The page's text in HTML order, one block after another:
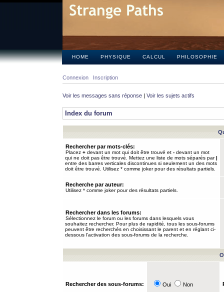
HOME PHYSIQUE CALCUL PHILOSOPHIE
Connexion Inscription
Voir les messages sans réponse | Voir les sujets actifs
Index du forum
Rechercher par mots-clés:
Placez + devant un mot qui doit être trouvé et - devant un mot
qui ne doit pas être trouvé. Mettez une liste de mots séparés par|
entre des barres verticales discontinues si seulement un des mots
doit être trouvé. Utilisez * comme joker pour des résultats partiels.
Recherche par auteur:
Utilisez * comme joker pour des résultats partiels.
Rechercher dans les forums:
Sélectionnez le forum ou les forums dans lesquels vous
souhaitez rechercher. Pour plus de rapidité, tous les sous-forums
peuvent être recherchés en choisissant le parent et en réglant ci-
dessous l’activation des sous-forums de la recherche.
Rechercher des sous-forums: Oui Non